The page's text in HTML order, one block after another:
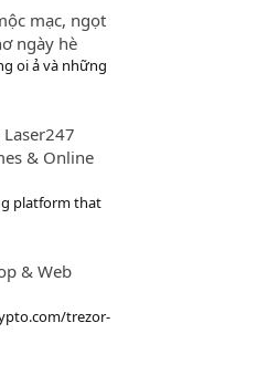
mạc, ngọt
ngày hè
oi ả và những
& Online
platform that
& Web
trezor-